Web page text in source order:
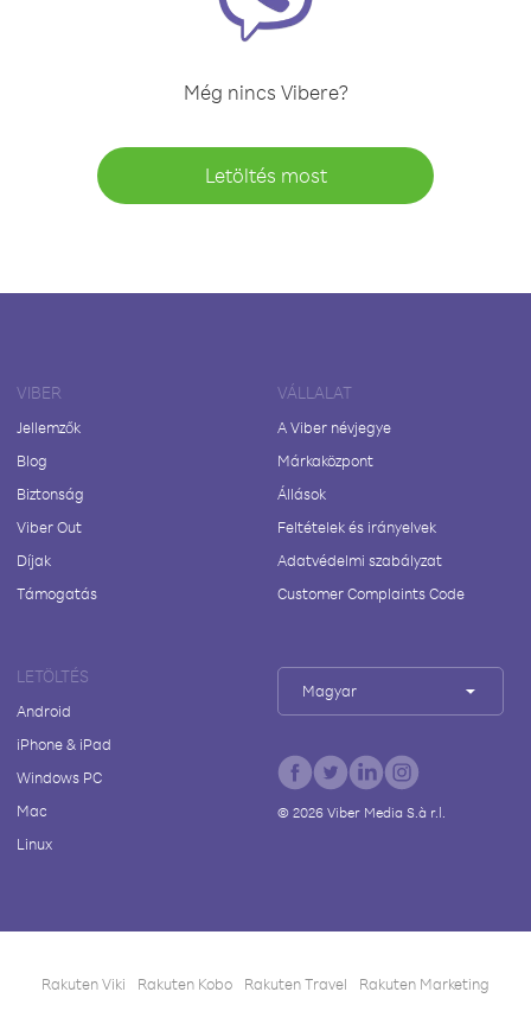
Még nincs Vibere?
Letöltés most
VIBER
Jellemzők
Blog
Biztonság
Viber Out
Díjak
Támogatás
VÁLLALAT
A Viber névjegye
Márkaközpont
Állások
Feltételek és irányelvek
Adatvédelmi szabályzat
Customer Complaints Code
LETÖLTÉS
Android
iPhone & iPad
Windows PC
Mac
Linux
Magyar
© 2026Viber Media S.à r.l.
Rakuten Viki Rakuten Kobo Rakuten Travel
Rakuten Marketing